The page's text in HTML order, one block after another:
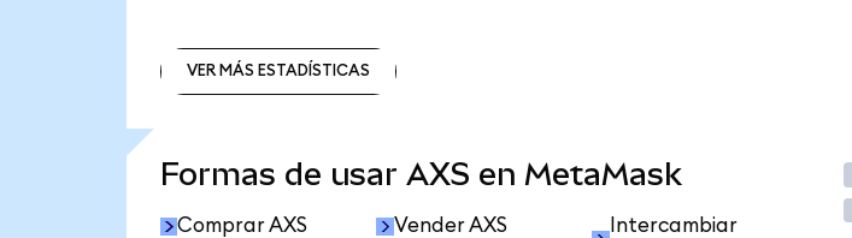
VER MÁS ESTADÍSTICAS
Formas de usar AXS en MetaMask
Comprar AXS Vender AXS
Intercambiar